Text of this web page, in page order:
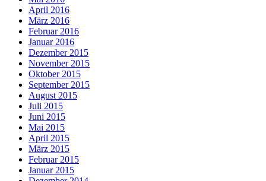
April 2016
März 2016
Februar 2016
Januar 2016
Dezember 2015
November 2015
Oktober 2015
September 2015
August 2015
Juli 2015
Juni 2015
Mai 2015
April 2015
März 2015
Februar 2015
Januar 2015